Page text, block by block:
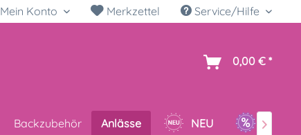
Mein Konto Merkzettel Service/Hilfe
0,00 € *
Backzubehör Anlässe NEU SALE
